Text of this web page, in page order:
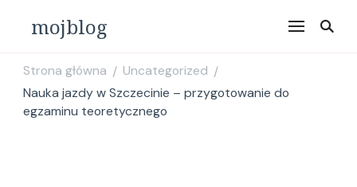
mojblog
Strona główna / Uncategorized /
Nauka jazdy w Szczecinie – przygotowanie do
egzaminu teoretycznego